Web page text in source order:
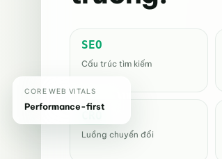
SEO
Cấu trúc tìm kiếm
Luồng chuyển đổi
CORE WEB VITALS
Performance-first